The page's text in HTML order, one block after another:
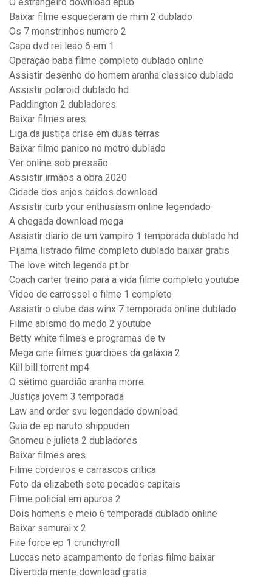
O estrangeiro download epub
Baixar filme esqueceram de mim 2 dublado
Os 7 monstrinhos numero 2
Capa dvd rei leao 6 em 1
Operação baba filme completo dublado online
Assistir desenho do homem aranha classico dublado
Assistir polaroid dublado hd
Paddington 2 dubladores
Baixar filmes ares
Liga da justiça crise em duas terras
Baixar filme panico no metro dublado
Ver online sob pressão
Assistir irmãos a obra 2020
Cidade dos anjos caidos download
Assistir curb your enthusiasm online legendado
A chegada download mega
Assistir diario de um vampiro 1 temporada dublado hd
Pijama listrado filme completo dublado baixar gratis
The love witch legenda pt br
Coach carter treino para a vida filme completo youtube
Video de carrossel o filme 1 completo
Assistir o clube das winx 7 temporada online dublado
Filme abismo do medo 2 youtube
Betty white filmes e programas de tv
Mega cine filmes guardiões da galáxia 2
Kill bill torrent mp4
O sétimo guardião aranha morre
Justiça jovem 3 temporada
Law and order svu legendado download
Guia de ep naruto shippuden
Gnomeu e julieta 2 dubladores
Baixar filmes ares
Filme cordeiros e carrascos critica
Foto da elizabeth sete pecados capitais
Filme policial em apuros 2
Dois homens e meio 6 temporada dublado online
Baixar samurai x 2
Fire force ep 1 crunchyroll
Luccas neto acampamento de ferias filme baixar
Divertida mente download gratis